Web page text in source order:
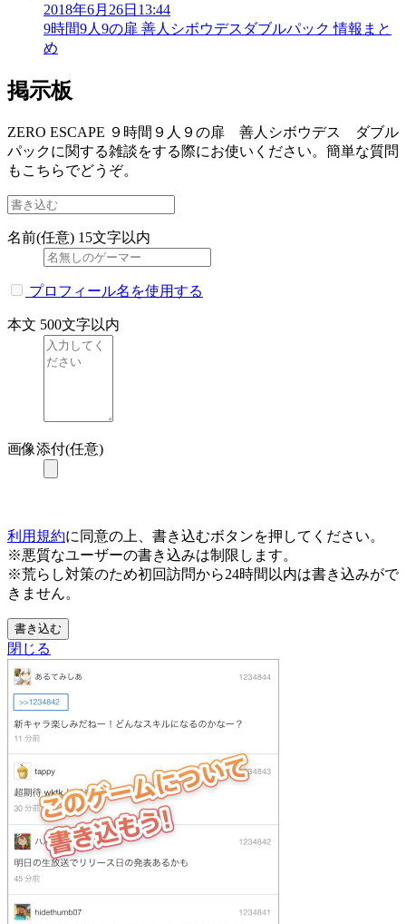
2018年6月26日13:44
9時間9人9の扉 善人シボウデスダブルパック 情報まと
め
掲示板
ZERO ESCAPE ９時間９人９の扉 善人シボウデス ダブル
パックに関する雑談をする際にお使いください。簡単な質問
もこちらでどうぞ。
名前(任意) 15文字以内
プロフィール名を使用する
本文 500文字以内
画像添付(任意)
利用規約に同意の上、書き込むボタンを押してください。
※悪質なユーザーの書き込みは制限します。
※荒らし対策のため初回訪問から24時間以内は書き込みがで
きません。
書き込む
閉じる